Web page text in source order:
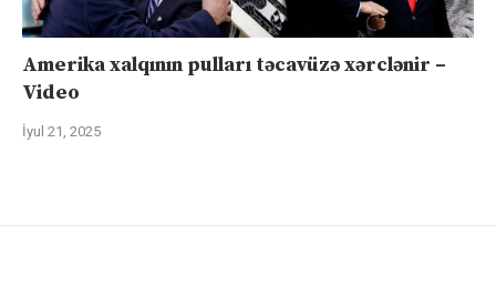
Amerika xalqının pulları təcavüzə xərclənir –
Video
İyul 21, 2025